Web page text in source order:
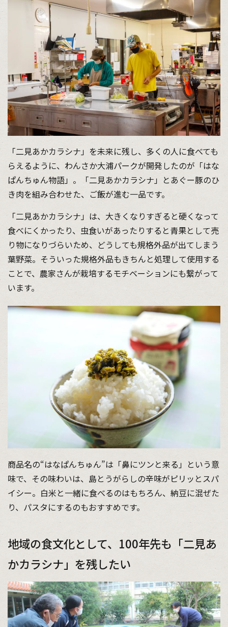
「二見あかカラシナ」を未来に残し、多くの人に食べても
らえるように、わんさか大浦パークが開発したのが「はな
ぱんちゅん物語」。「二見あかカラシナ」とあぐー豚のひ
き肉を組み合わせた、ご飯が進む一品です。
「二見あかカラシナ」は、大きくなりすぎると硬くなって
食べにくかったり、虫食いがあったりすると青果として売
り物になりづらいため、どうしても規格外品が出てしまう
葉野菜。そういった規格外品もきちんと処理して使用する
ことで、農家さんが栽培するモチベーションにも繋がって
います。
商品名の“はなぱんちゅん”は「鼻にツンと来る」という意
味で、その味わいは、島とうがらしの辛味がピリッとスパ
イシー。白米と一緒に食べるのはもちろん、納豆に混ぜた
り、パスタにするのもおすすめです。
地域の食文化として、100年先も「二見あ
かカラシナ」を残したい